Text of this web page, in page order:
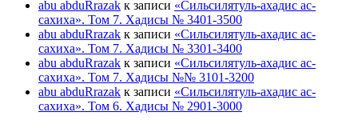
abu abduRrazak к записи «Сильсилятуль-ахадис ас-
сахиха». Том 7. Хадисы № 3401-3500
abu abduRrazak к записи «Сильсилятуль-ахадис ас-
сахиха». Том 7. Хадисы № 3301-3400
abu abduRrazak к записи «Сильсилятуль-ахадис ас-
сахиха». Том 7. Хадисы №№ 3101-3200
abu abduRrazak к записи «Сильсилятуль-ахадис ас-
сахиха». Том 6. Хадисы № 2901-3000